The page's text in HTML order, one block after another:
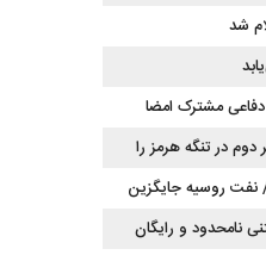
شد
دفاعی مشترک امضا
در تنگه هرمز را
نفت روسیه جایگزین